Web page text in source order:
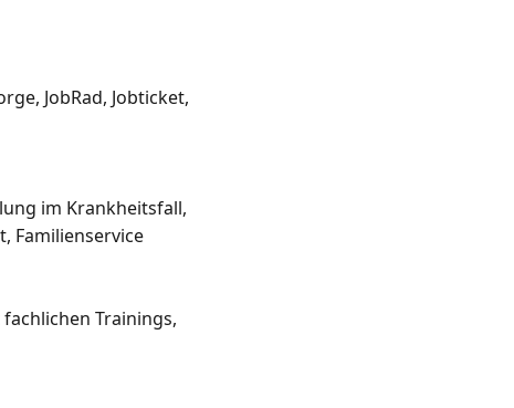
JobRad, Jobticket,
im Krankheitsfall,
Familienservice
Trainings,